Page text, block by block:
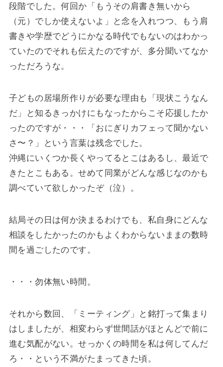
段階でした。何回か「もうその肩書き無いから
（元）でしか使えないよ」と念を入れつつ、もう肩
書きや学歴でどうにかなる時代でもないのはわかっ
ていたのでそれも伝えたのですが、多分聞いてなか
っただろうな。
子どもの居場所作りが必要な理由も「現状こうなん
だ」と知るきっかけにもなったからこそ応援したか
ったのですが・・・「おにぎりカフェって聞かない
さ〜？」という言葉は残念でした。
沖縄にいくつか長くやってるとこはあるし、最近で
きたとこもある。せめて同業がどんな感じなのかも
調べていて欲しかったぞ（泣）。
結局その日は何か決まるわけでも、私自身にどんな
相談をしたかったのかもよくわからないままの数時
間を過ごしたのです。
・・・勿体無い時間。
それから数回、「ミーティング」と銘打って集まり
はしましたが、相変わらず世間話がほとんどで前に
進む気配がない。せっかくの時間を私は何してんだ
ろ・・という不満がたまってきた頃。